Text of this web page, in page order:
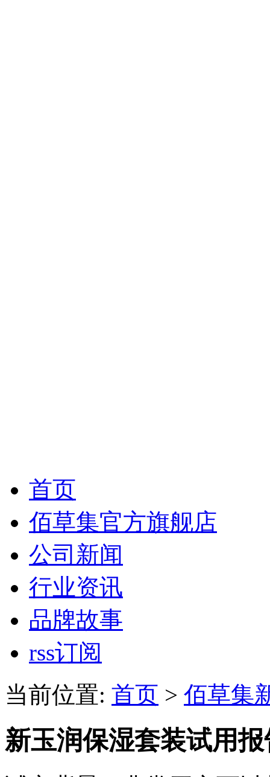
首页
佰草集官方旗舰店
公司新闻
行业资讯
品牌故事
rss订阅
当前位置: 首页 > 佰草集
新玉润保湿套装试用